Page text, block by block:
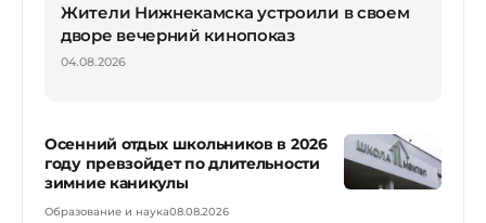
Жители Нижнекамска устроили в своем
дворе вечерний кинопоказ
04.08.2026
Осенний отдых школьников в 2026
году превзойдет по длительности
зимние каникулы
Образование и наука08.08.2026